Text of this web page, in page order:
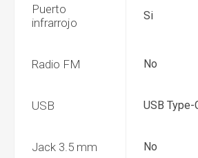
Puerto
infrarrojo
Si
Radio FM No
USB USB Type-
Jack 3.5 mm No